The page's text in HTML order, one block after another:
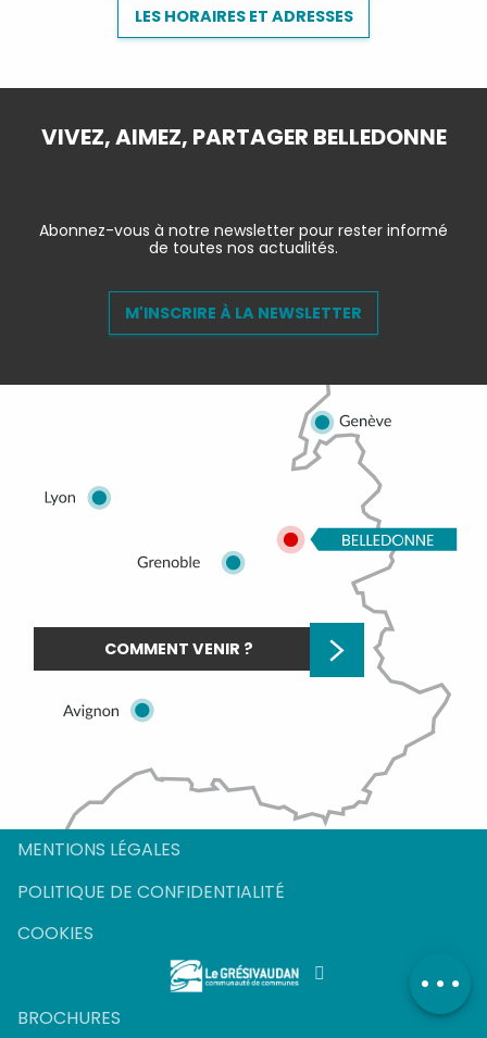
LES HORAIRES ET ADRESSES
VIVEZ, AIMEZ, PARTAGER BELLEDONNE
Abonnez-vous à notre newsletter pour rester informé
de toutes nos actualités.
M'INSCRIRE À LA NEWSLETTER
COMMENT VENIR ?
MENTIONS LÉGALES
POLITIQUE DE CONFIDENTIALITÉ
COOKIES
BROCHURES